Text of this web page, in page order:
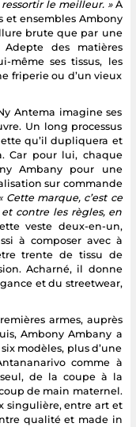
le meilleur. »À
et ensembles Ambony
brute que par une
des matières
même ses tissus, les
friperie ou d’un vieux
Antema imagine ses
Un long processus
qu’il dupliquera et
Car pour lui, chaque
Ambany pour une
sur commande
Cette marque, c’est ce
contre les règles, en
veste deux-en-un,
à composer avec à
trente de tissu de
Acharné, il donne
et du streetwear,
armes, auprès
Ambony Ambany a
modèles, plus d’une
comme à
seul, de la coupe à la
de main maternel.
singulière, entre art et
qualité et made in